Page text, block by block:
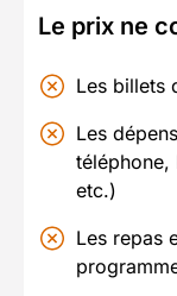
Le prix ne
Les billets
Les
téléphone,
etc.)
Les repas